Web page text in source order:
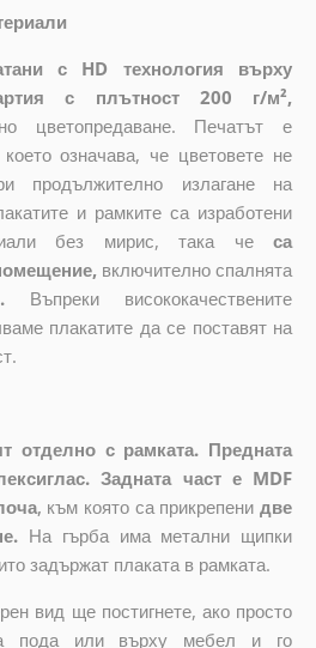
с HD технология върху
с плътност 200 г/м²,
цветопредаване. Печатът е
означава, че цветовете не
продължително излагане на
и рамките са изработени
без мирис, така че
са
включително спалнята
Въпреки висококачествените
плакатите да се поставят на
отделно с рамката. Предната
Задната част е MDF
, към която са прикрепени две
На гърба има метални щипки
задържат плаката в рамката.
вид ще постигнете, ако просто
пода или върху мебел и го